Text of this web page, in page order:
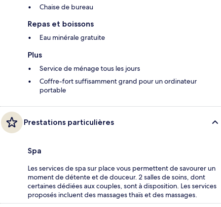
Chaise de bureau
Repas et boissons
Eau minérale gratuite
Plus
Service de ménage tous les jours
Coffre-fort suffisamment grand pour un ordinateur
portable
Prestations particulières
Spa
Les services de spa sur place vous permettent de savourer un
moment de détente et de douceur. 2 salles de soins, dont
certaines dédiées aux couples, sont à disposition. Les services
proposés incluent des massages thaïs et des massages.